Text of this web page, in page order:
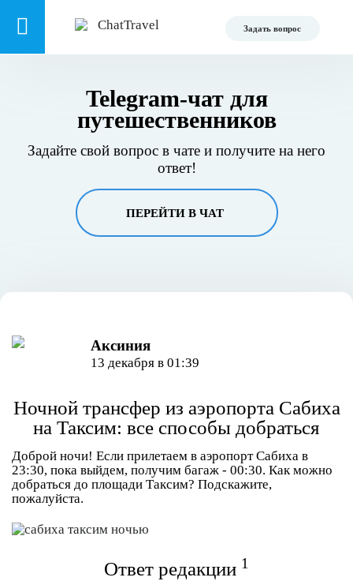
Задать вопрос
Telegram-чат для
путешественников
Задайте свой вопрос в чате и получите на него
ответ!
ПЕРЕЙТИ В ЧАТ
Аксиния
13 декабря в 01:39
Ночной трансфер из аэропорта Сабиха
на Таксим: все способы добраться
Доброй ночи! Если прилетаем в аэропорт Сабиха в
23:30, пока выйдем, получим багаж - 00:30. Как можно
добраться до площади Таксим? Подскажите,
пожалуйста.
Ответ редакции 1